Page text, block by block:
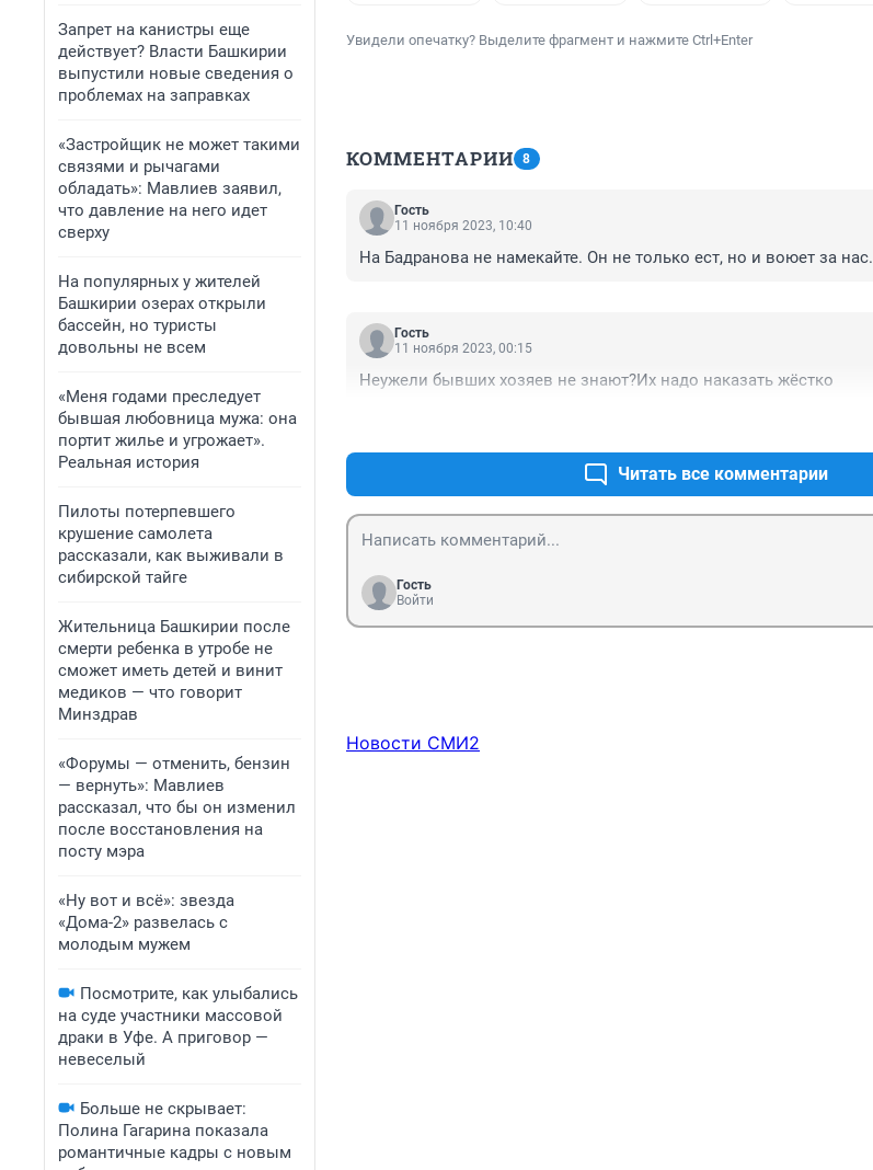
Запрет на канистры еще
действует? Власти Башкирии
выпустили новые сведения о
проблемах на заправках
«Застройщик не может такими
связями и рычагами
обладать»: Мавлиев заявил,
что давление на него идет
сверху
На популярных у жителей
Башкирии озерах открыли
бассейн, но туристы
довольны не всем
«Меня годами преследует
бывшая любовница мужа: она
портит жилье и угрожает».
Реальная история
Пилоты потерпевшего
крушение самолета
рассказали, как выживали в
сибирской тайге
Жительница Башкирии после
смерти ребенка в утробе не
сможет иметь детей и винит
медиков — что говорит
Минздрав
«Форумы — отменить, бензин
— вернуть»: Мавлиев
рассказал, что бы он изменил
после восстановления на
посту мэра
«Ну вот и всё»: звезда
«Дома-2» развелась с
молодым мужем
Посмотрите, как улыбались
на суде участники массовой
драки в Уфе. А приговор —
невеселый
Больше не скрывает:
Полина Гагарина показала
романтичные кадры с новым
Увидели опечатку? Выделите фрагмент и нажмите Ctrl+Enter
КОММЕНТАРИИ 8
Гость
11 ноября 2023, 10:40
На Бадранова не намекайте. Он не только ест, но и воюет за нас.
Гость
11 ноября 2023, 00:15
Неужели бывших хозяев не знают?Их надо наказать жёстко
Читать все комментарии
Гость
Войти
Новости СМИ2